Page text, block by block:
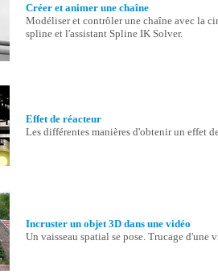
Créer et animer une chaîne
Modéliser et contrôler une chaîne avec la
spline et l'assistant Spline IK Solver.
Effet de réacteur
Les différentes manières d'obtenir un effet
Incruster un objet 3D dans une vidéo
Un vaisseau spatial se pose. Trucage d'une